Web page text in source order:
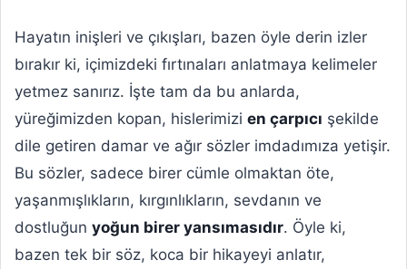
Hayatın inişleri ve çıkışları, bazen öyle derin izler
bırakır ki, içimizdeki fırtınaları anlatmaya kelimeler
yetmez sanırız. İşte tam da bu anlarda,
yüreğimizden kopan, hislerimizi en çarpıcı şekilde
dile getiren damar ve ağır sözler imdadımıza yetişir.
Bu sözler, sadece birer cümle olmaktan öte,
yaşanmışlıkların, kırgınlıkların, sevdanın ve
dostluğun yoğun birer yansımasıdır. Öyle ki,
bazen tek bir söz, koca bir hikayeyi anlatır,